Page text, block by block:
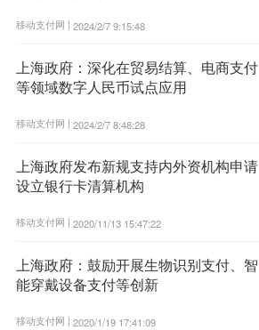
移动支付网 | 2024/2/7 9:15:48
上海政府：深化在贸易结算、电商支付
等领域数字人民币试点应用
移动支付网 | 2024/2/7 8:48:28
上海政府发布新规支持内外资机构申请
设立银行卡清算机构
移动支付网 | 2020/11/13 15:47:22
上海政府：鼓励开展生物识别支付、智
能穿戴设备支付等创新
移动支付网 | 2020/1/19 17:41:09